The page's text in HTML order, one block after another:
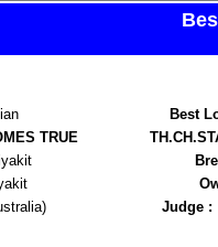
TRUE
Best
Judge :